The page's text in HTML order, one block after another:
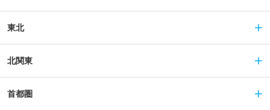
東北
北関東
首都圏